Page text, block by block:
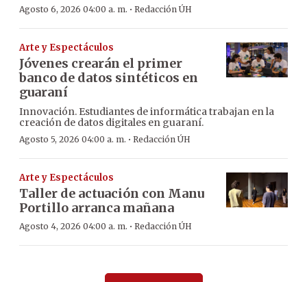
Agosto 6, 2026 04:00 a. m. · Redacción ÚH
Arte y Espectáculos
Jóvenes crearán el primer
banco de datos sintéticos en
guaraní
Innovación. Estudiantes de informática trabajan en la
creación de datos digitales en guaraní.
Agosto 5, 2026 04:00 a. m. · Redacción ÚH
Arte y Espectáculos
Taller de actuación con Manu
Portillo arranca mañana
Agosto 4, 2026 04:00 a. m. · Redacción ÚH